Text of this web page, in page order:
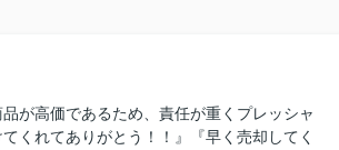
が高価であるため、責任が重くプレッシャ
くれてありがとう！！』『早く売却してく